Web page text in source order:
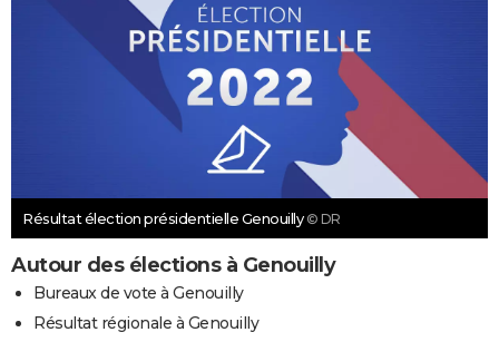
Résultat élection présidentielle Genouilly © DR
Autour des élections à Genouilly
Bureaux de vote à Genouilly
Résultat régionale à Genouilly